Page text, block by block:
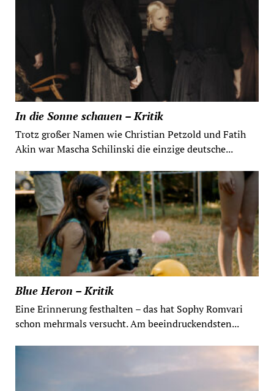
In die Sonne schauen – Kritik
Trotz großer Namen wie Christian Petzold und Fatih
Akin war Mascha Schilinski die einzige deutsche...
Blue Heron – Kritik
Eine Erinnerung festhalten – das hat Sophy Romvari
schon mehrmals versucht. Am beeindruckendsten...